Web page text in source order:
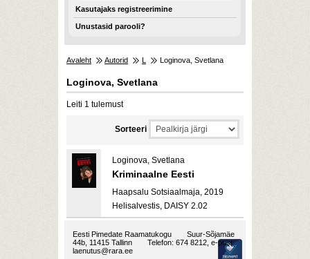
Kasutajaks registreerimine
Unustasid parooli?
Avaleht Autorid L Loginova, Svetlana
Loginova, Svetlana
Leiti 1 tulemust
Sorteeri
Loginova, Svetlana
Kriminaalne Eesti
Haapsalu Sotsiaalmaja, 2019
Helisalvestis, DAISY 2.02
Eesti Pimedate Raamatukogu
Suur-Sõjamäe
44b, 11415 Tallinn
Telefon: 674 8212, e-post:
laenutus@rara.ee